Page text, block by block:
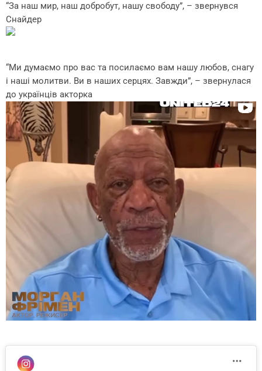
“За наш мир, наш добробут, нашу свободу”, – звернувся
Снайдер
“Ми думаємо про вас та посилаємо вам нашу любов, снагу
і наші молитви. Ви в наших серцях. Завжди”, – звернулася
до українців акторка